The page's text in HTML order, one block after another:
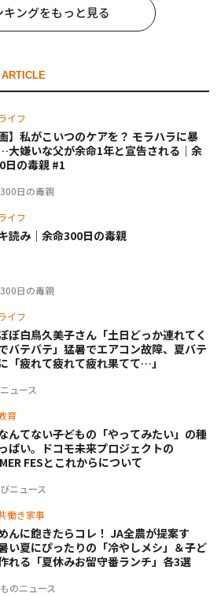
キングをもっと見る
ライフ
日の毒親
画】私がこいつのケアを？ モラハラに暴
嫌いな父が余命1年と宣告される｜余
日の毒親 #1
ライフ
日の毒親
読み｜余命300日の毒親
ライフ
ュース
ぽ白鳥久美子さん「土日どっか連れてく
バテバテ」猛暑でエアコン故障、夏バテ
「疲れて疲れて疲れ果てて…」
育
ニュース
んてない――子どもの「やってみたい」の種
ぱい。ドコモ未来プロジェクトの
FESとこれからについて
働き家事
のニュース
んに飽きたらコレ！ JA全農が提案す
い夏にぴったりの「冷やしメシ」＆子ど
れる「夏休みお留守番ランチ」各3選